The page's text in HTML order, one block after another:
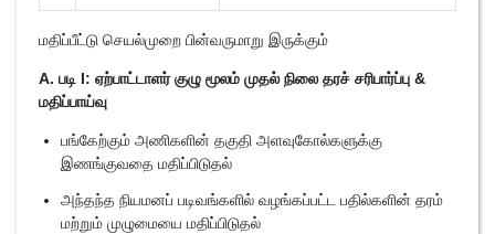
மதிப்பீட்டு செயல்முறை பின்வருமாறு இருக்கும்
A. படி I: ஏற்பாட்டாளர் குழு மூலம் முதல் நிலை தரச் சரிபார்ப்பு &
மதிப்பாய்வு
பங்கேற்கும் அணிகளின் தகுதி அளவுகோல்களுக்கு
இணங்குவதை மதிப்பிடுதல்
அந்தந்த நியமனப் படிவங்களில் வழங்கப்பட்ட பதில்களின் தரம்
மற்றும் முழுமையை மதிப்பிடுதல்